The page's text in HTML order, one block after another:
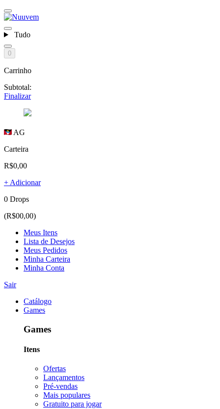
Tudo
0
Carrinho
Subtotal:
Finalizar
AG
Carteira
R$0,00
+ Adicionar
0 Drops
(R$00,00)
Meus Itens
Lista de Desejos
Meus Pedidos
Minha Carteira
Minha Conta
Sair
Catálogo
Games
Games
Itens
Ofertas
Lançamentos
Pré-vendas
Mais populares
Gratuito para jogar